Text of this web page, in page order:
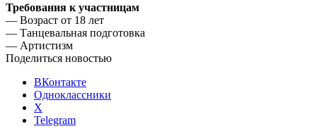
Требования к участницам
— Возраст от 18 лет
— Танцевальная подготовка
— Артистизм
Поделиться новостью
ВКонтакте
Одноклассники
X
Telegram